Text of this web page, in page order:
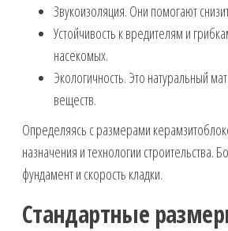
Звукоизоляция. Они помогают
Устойчивость к вредителям и
насекомых.
Экологичность. Это натуральный
веществ.
Определяясь с размерами
назначения и технологии строительства.
фундамент и скорость кладки.
Стандартные